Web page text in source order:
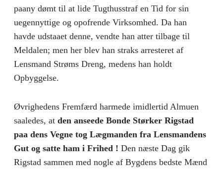
paany dømt til at lide Tugthusstraf en Tid for sin
uegennyttige og opofrende Virksomhed. Da han
havde udstaaet denne, vendte han atter tilbage til
Meldalen; men her blev han straks arresteret af
Lensmand Strøms Dreng, medens han holdt
Opbyggelse.
Øvrighedens Fremfærd harmede imidlertid Almuen
saaledes, at den anseede Bonde Størker Rigstad
paa dens Vegne tog Lægmanden fra Lensmandens
Gut og satte ham i Frihed ! Den næste Dag gik
Rigstad sammen med nogle af Bygdens bedste Mænd